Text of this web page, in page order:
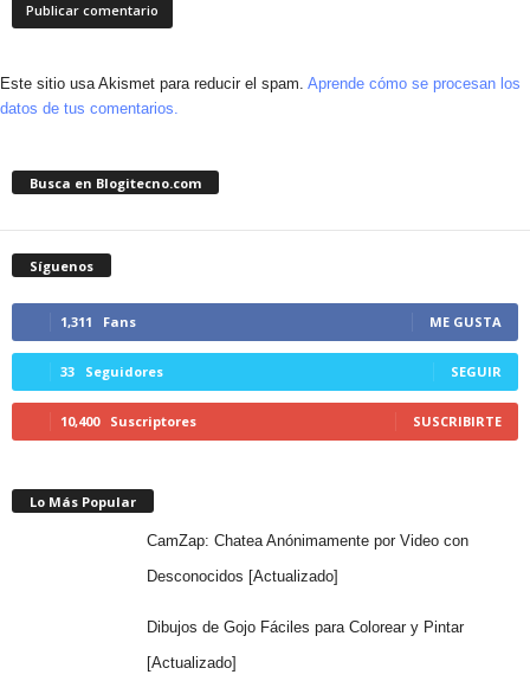
Este sitio usa Akismet para reducir el spam. Aprende cómo se procesan los
datos de tus comentarios.
Busca en Blogitecno.com
Síguenos
1,311 Fans ME GUSTA
33 Seguidores SEGUIR
10,400 Suscriptores SUSCRIBIRTE
Lo Más Popular
CamZap: Chatea Anónimamente por Video con
Desconocidos [Actualizado]
Dibujos de Gojo Fáciles para Colorear y Pintar
[Actualizado]